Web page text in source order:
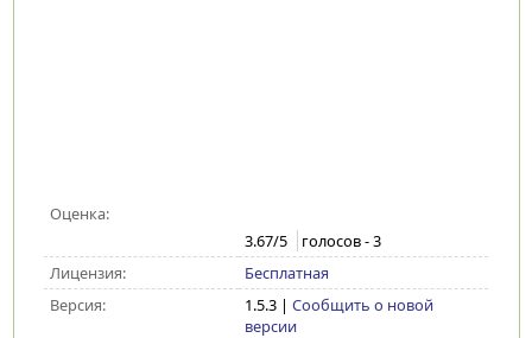
Оценка:
3.67/5 голосов -3
Лицензия:
Бесплатная
Версия:
1.5.3| Сообщить о новой
версии